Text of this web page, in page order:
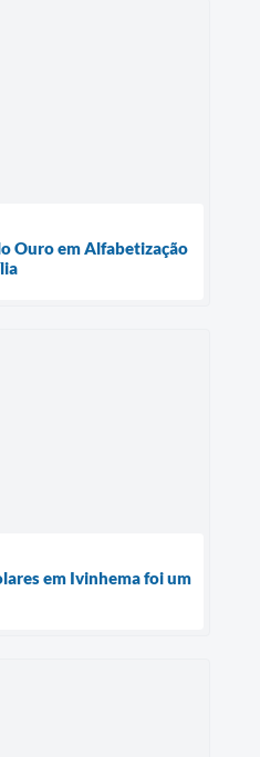
Ouro em Alfabetização
em Ivinhema foi um